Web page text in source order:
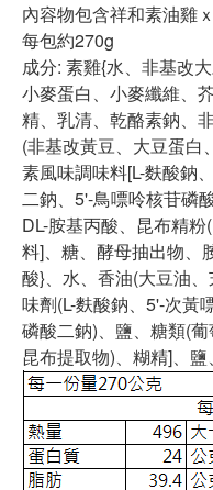
內容物包含祥和素油雞
每包約270g
成分: 素雞{水、非基改
小麥蛋白、小麥纖維、
精、乳清、乾酪素鈉、
(非基改黃豆、大豆蛋白
素風味調味料[L-麩酸鈉
二鈉、5'-鳥嘌呤核苷磷
DL-胺基丙酸、昆布精
料]、糖、酵母抽出物、
酸}、水、香油(大豆油
味劑(L-麩酸鈉、5'-次黃
磷酸二鈉)、鹽、糖類(葡
昆布提取物)、糊精]、鹽